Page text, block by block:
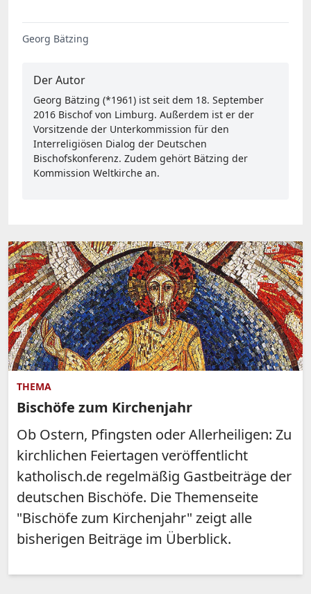
Georg Bätzing
Der Autor
Georg Bätzing (*1961) ist seit dem 18. September
2016 Bischof von Limburg. Außerdem ist er der
Vorsitzende der Unterkommission für den
Interreligiösen Dialog der Deutschen
Bischofskonferenz. Zudem gehört Bätzing der
Kommission Weltkirche an.
THEMA
Bischöfe zum Kirchenjahr
Ob Ostern, Pfingsten oder Allerheiligen: Zu
kirchlichen Feiertagen veröffentlicht
katholisch.de regelmäßig Gastbeiträge der
deutschen Bischöfe. Die Themenseite
"Bischöfe zum Kirchenjahr" zeigt alle
bisherigen Beiträge im Überblick.